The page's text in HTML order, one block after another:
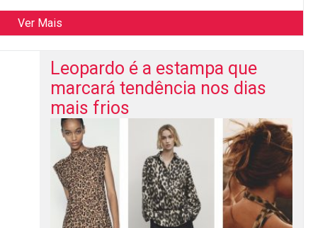
Ver Mais
Leopardo é a estampa que
marcará tendência nos dias
mais frios